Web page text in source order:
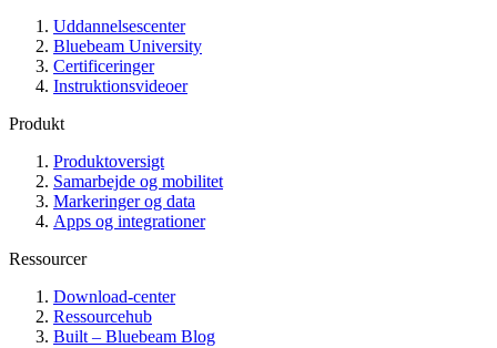
Uddannelsescenter
Bluebeam University
Certificeringer
Instruktionsvideoer
Produkt
Produktoversigt
Samarbejde og mobilitet
Markeringer og data
Apps og integrationer
Ressourcer
Download-center
Ressourcehub
Built – Bluebeam Blog